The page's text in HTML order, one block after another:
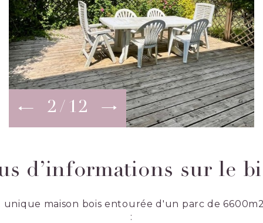
2 12
d’informations sur le
maison bois entourée d'un parc de
: